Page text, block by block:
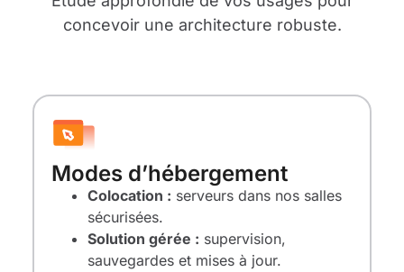
concevoir une architecture robuste.
Modes d’hébergement
Colocation : serveurs dans nos salles
sécurisées.
Solution gérée : supervision,
sauvegardes et mises à jour.